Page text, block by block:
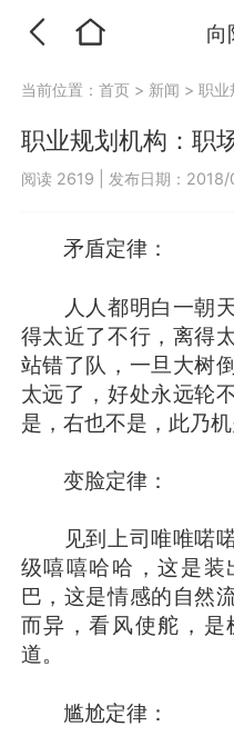
向
当前位置：首页 > 新闻 >职业
职业规划机构：职
阅读 2619 发布日期：
矛盾定律：
人人都明白一朝天
得太近了不行，离得
站错了队，一旦大树
太远了，好处永远轮
是，右也不是，此乃
变脸定律：
见到上司唯唯喏喏
级嘻嘻哈哈，这是
巴，这是情感的自然
而异，看风使舵，是
道。
尴尬定律：